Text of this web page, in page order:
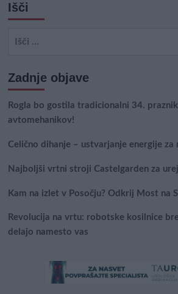
Išči
Zadnje objave
Rogla bo gostila tradicionalni 34.
avtomehanikov!
Celično dihanje – ustvarjanje energije za
Najboljši vrtni stroji Castelgarden za
Kam na izlet v Posočju? Odkrij Most na
Revolucija na vrtu: robotske kosilnice
delajo namesto vas